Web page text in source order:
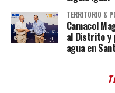
TERRITORIO &
Camacol
al Distrito y
agua en